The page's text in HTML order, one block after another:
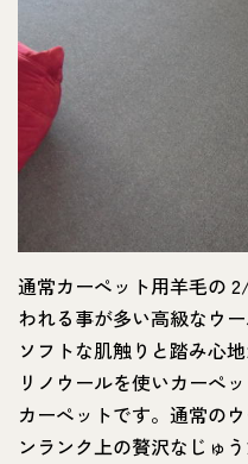
通常カーぺット用羊毛の
われる事が多い高級なウ
ソフトな肌触りと踏み心
リノウールを使いカーぺ
カーぺットです。通常の
ンランク上の贅沢なじゅ